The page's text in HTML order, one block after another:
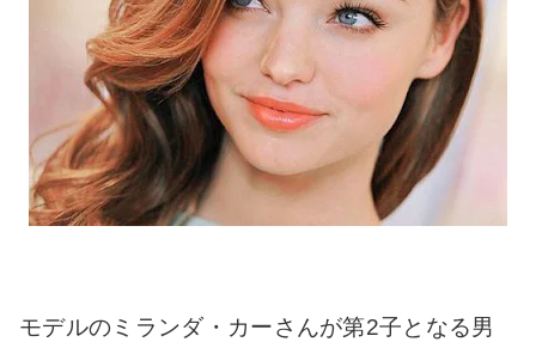
モデルのミランダ・カーさんが第2子となる男